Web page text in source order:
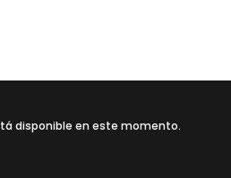
disponible en este momento.